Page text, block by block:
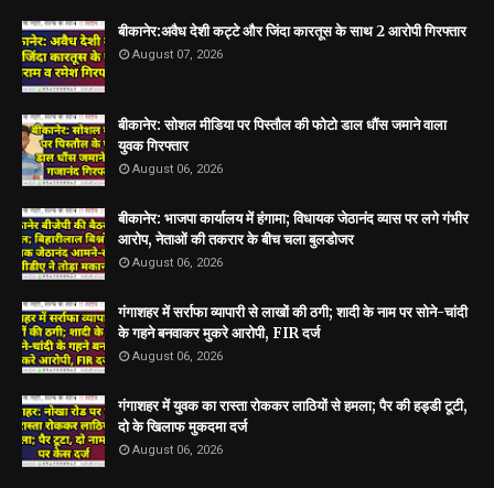
बीकानेर:अवैध देशी कट्टे और जिंदा कारतूस के साथ 2 आरोपी गिरफ्तार
August 07, 2026
बीकानेर: सोशल मीडिया पर पिस्तौल की फोटो डाल धौंस जमाने वाला
युवक गिरफ्तार
August 06, 2026
बीकानेर: भाजपा कार्यालय में हंगामा; विधायक जेठानंद व्यास पर लगे गंभीर
आरोप, नेताओं की तकरार के बीच चला बुलडोजर
August 06, 2026
गंगाशहर में सर्राफा व्यापारी से लाखों की ठगी; शादी के नाम पर सोने-चांदी
के गहने बनवाकर मुकरे आरोपी, FIR दर्ज
August 06, 2026
गंगाशहर में युवक का रास्ता रोककर लाठियों से हमला; पैर की हड्डी टूटी,
दो के खिलाफ मुकदमा दर्ज
August 06, 2026